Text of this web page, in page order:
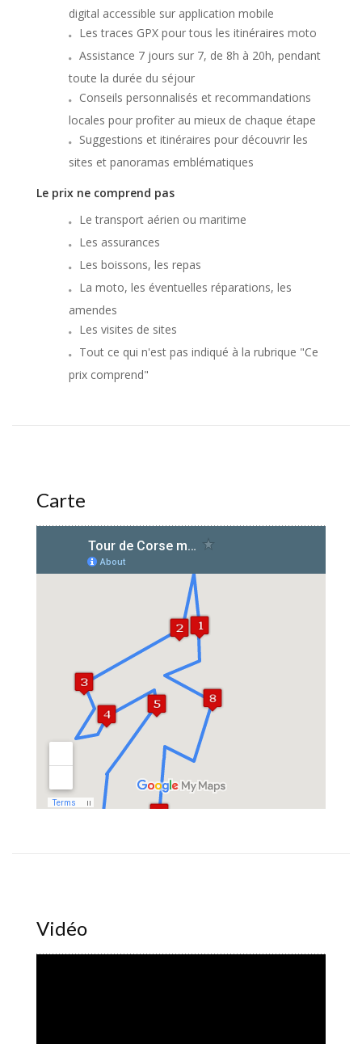
digital accessible sur application mobile
Les traces GPX pour tous les itinéraires moto
Assistance 7 jours sur 7, de 8h à 20h, pendant
toute la durée du séjour
Conseils personnalisés et recommandations
locales pour profiter au mieux de chaque étape
Suggestions et itinéraires pour découvrir les
sites et panoramas emblématiques
Le prix ne comprend pas
Le transport aérien ou maritime
Les assurances
Les boissons, les repas
La moto, les éventuelles réparations, les
amendes
Les visites de sites
Tout ce qui n'est pas indiqué à la rubrique "Ce
prix comprend"
Carte
Vidéo